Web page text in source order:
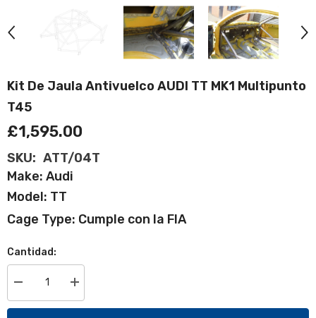
Kit De Jaula Antivuelco AUDI TT MK1 Multipunto
T45
£1,595.00
SKU: ATT/04T
Make: Audi
Model: TT
Cage Type: Cumple con la FIA
Cantidad:
Disminuir
de
Aumentar
cantidad
para